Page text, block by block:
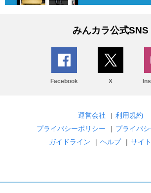
みんカラ公式SNS
Facebook X
運営会社 | 利用規約
プライバシーポリシー
| プライバ
ガイドライン
| ヘルプ | サイ